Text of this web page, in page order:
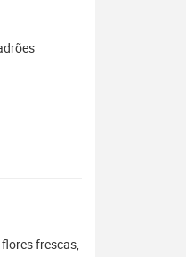
frescas,